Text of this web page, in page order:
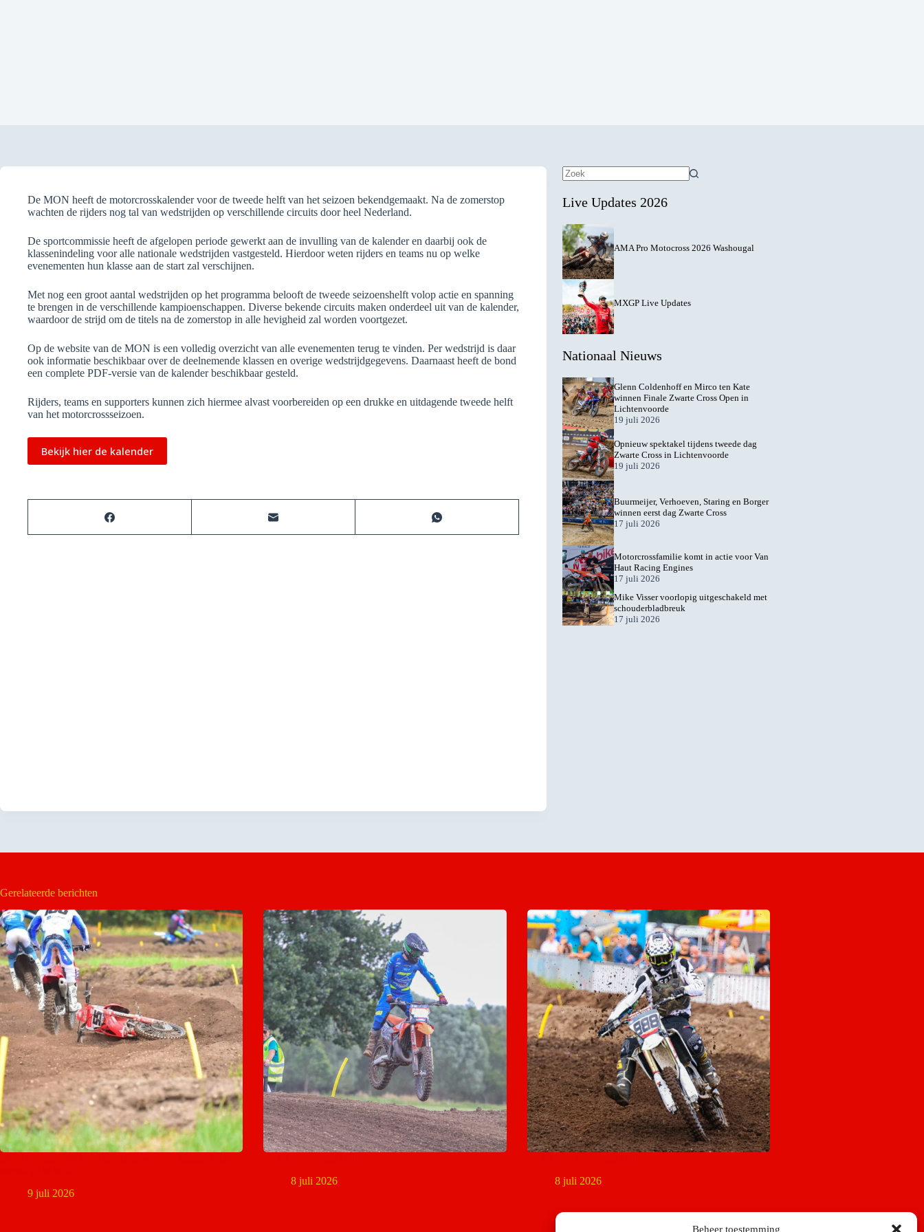
Beheer toestemming
De MON heeft de motorcrosskalender voor de tweede helft van het seizoen bekendgemaakt. Na de zomerstop
wachten de rijders nog tal van wedstrijden op verschillende circuits door heel Nederland.
De sportcommissie heeft de afgelopen periode gewerkt aan de invulling van de kalender en daarbij ook de
klassenindeling voor alle nationale wedstrijden vastgesteld. Hierdoor weten rijders en teams nu op welke
evenementen hun klasse aan de start zal verschijnen.
Met nog een groot aantal wedstrijden op het programma belooft de tweede seizoenshelft volop actie en spanning
te brengen in de verschillende kampioenschappen. Diverse bekende circuits maken onderdeel uit van de kalender,
waardoor de strijd om de titels na de zomerstop in alle hevigheid zal worden voortgezet.
Op de website van de MON is een volledig overzicht van alle evenementen terug te vinden. Per wedstrijd is daar
ook informatie beschikbaar over de deelnemende klassen en overige wedstrijdgegevens. Daarnaast heeft de bond
een complete PDF-versie van de kalender beschikbaar gesteld.
Rijders, teams en supporters kunnen zich hiermee alvast voorbereiden op een drukke en uitdagende tweede helft
van het motorcrossseizoen.
Bekijk hier de kalender
resultaten
Live Updates 2026
AMA Pro Motocross 2026 Washougal
MXGP Live Updates
Nationaal Nieuws
Glenn Coldenhoff en Mirco ten Kate
winnen Finale Zwarte Cross Open in
Lichtenvoorde
19 juli 2026
Opnieuw spektakel tijdens tweede dag
Zwarte Cross in Lichtenvoorde
19 juli 2026
Buurmeijer, Verhoeven, Staring en Borger
winnen eerst dag Zwarte Cross
17 juli 2026
Motorcrossfamilie komt in actie voor Van
Haut Racing Engines
17 juli 2026
Mike Visser voorlopig uitgeschakeld met
schouderbladbreuk
17 juli 2026
Gerelateerde berichten
9 juli 2026
8 juli 2026
8 juli 2026